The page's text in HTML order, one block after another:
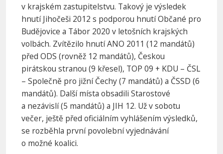
v krajském zastupitelstvu. Takový je výsledek
hnutí Jihočeši 2012 s podporou hnutí Občané pro
Budějovice a Tábor 2020 v letošních krajských
volbách. Zvítězilo hnutí ANO 2011 (12 mandátů)
před ODS (rovněž 12 mandátů), Českou
pirátskou stranou (9 křesel), TOP 09 + KDU – ČSL
– Společně pro jižní Čechy (7 mandátů) a ČSSD (6
mandátů). Další místa obsadili Starostové
a nezávislí (5 mandátů) a JIH 12. Už v sobotu
večer, ještě před oficiálním vyhlášením výsledků,
se rozběhla první povolební vyjednávání
o možné koalici.